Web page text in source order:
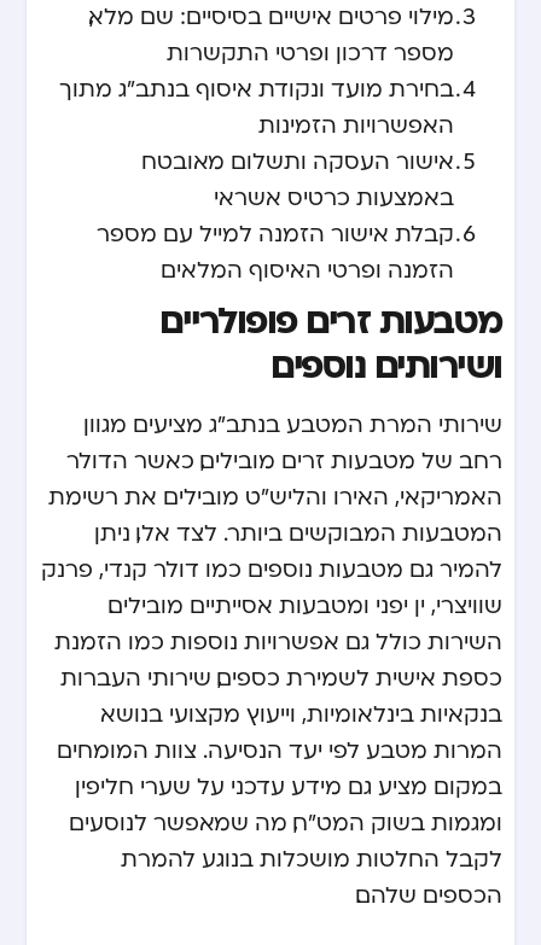
מילוי פרטים אישיים בסיסיים: שם מלא,
מספר דרכון ופרטי התקשרות
בחירת מועד ונקודת איסוף בנתב"ג מתוך
האפשרויות הזמינות
אישור העסקה ותשלום מאובטח
באמצעות כרטיס אשראי
קבלת אישור הזמנה למייל עם מספר
הזמנה ופרטי האיסוף המלאים
מטבעות זרים פופולריים
ושירותים נוספים
שירותי המרת המטבע בנתב"ג מציעים מגוון
רחב של מטבעות זרים מובילים, כאשר הדולר
האמריקאי, האירו והליש"ט מובילים את רשימת
המטבעות המבוקשים ביותר. לצד אלו, ניתן
להמיר גם מטבעות נוספים כמו דולר קנדי, פרנק
שוויצרי, ין יפני ומטבעות אסייתיים מובילים.
השירות כולל גם אפשרויות נוספות כמו הזמנת
כספת אישית לשמירת כספים, שירותי העברות
בנקאיות בינלאומיות, וייעוץ מקצועי בנושא
המרות מטבע לפי יעד הנסיעה. צוות המומחים
במקום מציע גם מידע עדכני על שערי חליפין
ומגמות בשוק המט"ח, מה שמאפשר לנוסעים
לקבל החלטות מושכלות בנוגע להמרת
הכספים שלהם.